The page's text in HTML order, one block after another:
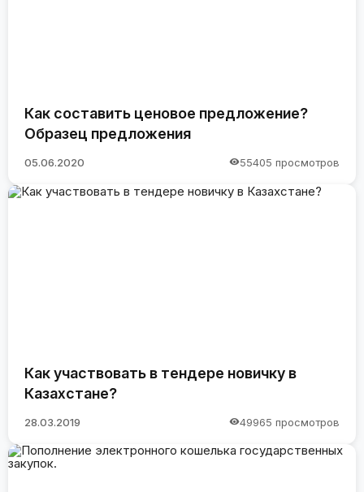
Как составить ценовое предложение?
Образец предложения
05.06.2020 55405 просмотров
Как участвовать в тендере новичку в
Казахстане?
28.03.2019 49965 просмотров